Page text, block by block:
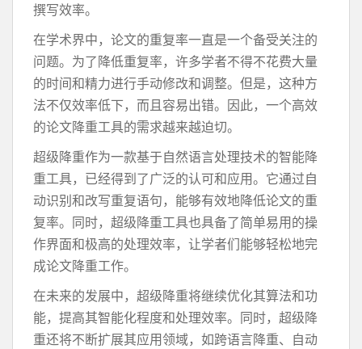
撰写效率。
在学术界中，论文的重复率一直是一个备受关注的
问题。为了降低重复率，许多学者不得不花费大量
的时间和精力进行手动修改和调整。但是，这种方
法不仅效率低下，而且容易出错。因此，一个高效
的论文降重工具的需求越来越迫切。
超级降重作为一款基于自然语言处理技术的智能降
重工具，已经得到了广泛的认可和应用。它通过自
动识别和改写重复语句，能够有效地降低论文的重
复率。同时，超级降重工具也具备了简单易用的操
作界面和极高的处理效率，让学者们能够轻松地完
成论文降重工作。
在未来的发展中，超级降重将继续优化其算法和功
能，提高其智能化程度和处理效率。同时，超级降
重还将不断扩展其应用领域，如跨语言降重、自动